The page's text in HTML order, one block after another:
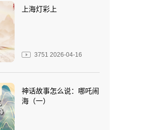
上海灯彩上
3751 2026-04-16
神话故事怎么说：哪吒闹
海（一）